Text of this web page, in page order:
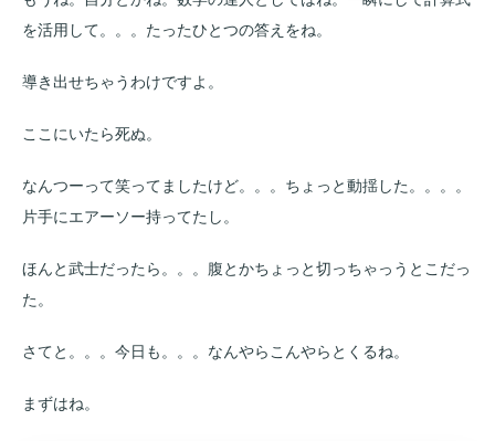
を活用して。。。たったひとつの答えをね。
導き出せちゃうわけですよ。
ここにいたら死ぬ。
なんつーって笑ってましたけど。。。ちょっと動揺した。。。。
片手にエアーソー持ってたし。
ほんと武士だったら。。。腹とかちょっと切っちゃっうとこだっ
た。
さてと。。。今日も。。。なんやらこんやらとくるね。
まずはね。